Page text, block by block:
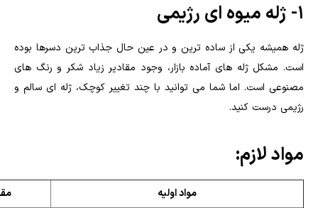
۱- ژله میوه ای رژیمی
ژله همیشه یکی از ساده ترین و در عین حال جذاب ترین دسرها بوده
است. مشکل ژله های آماده بازار، وجود مقادیر زیاد شکر و رنگ های
مصنوعی است. اما شما می توانید با چند تغییر کوچک، ژله ای سالم و
رژیمی درست کنید.
مواد لازم:
مواد اولیه